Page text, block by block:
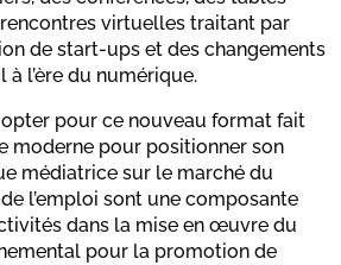
rencontres virtuelles traitant par
de start-ups et des changements
l’ère du numérique.
opter pour ce nouveau format fait
moderne pour positionner son
médiatrice sur le marché du
l’emploi sont une composante
dans la mise en œuvre du
pour la promotion de